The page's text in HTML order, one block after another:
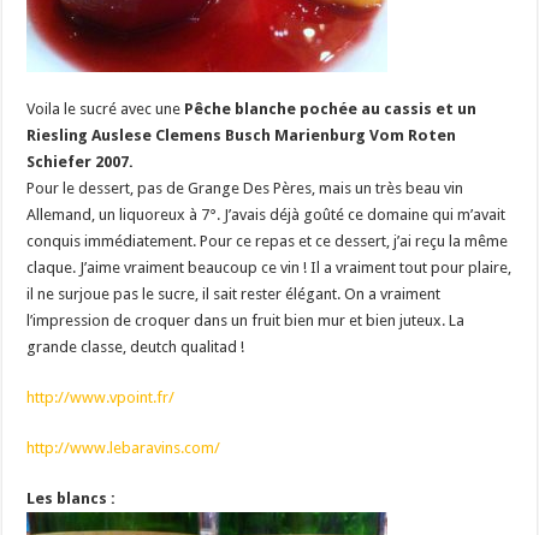
Voila le sucré avec une Pêche blanche pochée au cassis et un
Riesling Auslese Clemens Busch Marienburg Vom Roten
Schiefer 2007.
Pour le dessert, pas de Grange Des Pères, mais un très beau vin
Allemand, un liquoreux à 7°. J’avais déjà goûté ce domaine qui m’avait
conquis immédiatement. Pour ce repas et ce dessert, j’ai reçu la même
claque. J’aime vraiment beaucoup ce vin ! Il a vraiment tout pour plaire,
il ne surjoue pas le sucre, il sait rester élégant. On a vraiment
l’impression de croquer dans un fruit bien mur et bien juteux. La
grande classe, deutch qualitad !
http://www.vpoint.fr/
http://www.lebaravins.com/
Les blancs :